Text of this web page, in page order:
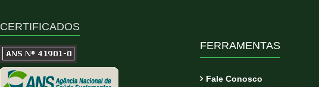
CERTIFICADOS
FERRAMENTAS
Fale Conosco